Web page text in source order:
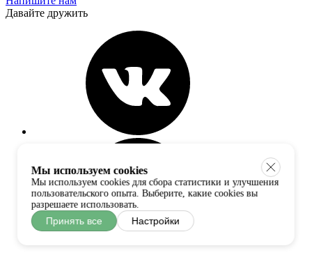
Давайте дружить
Мы используем cookies
Мы используем cookies для сбора статистики и улучшения
пользовательского опыта. Выберите, какие cookies вы
разрешаете использовать.
Принять все Настройки